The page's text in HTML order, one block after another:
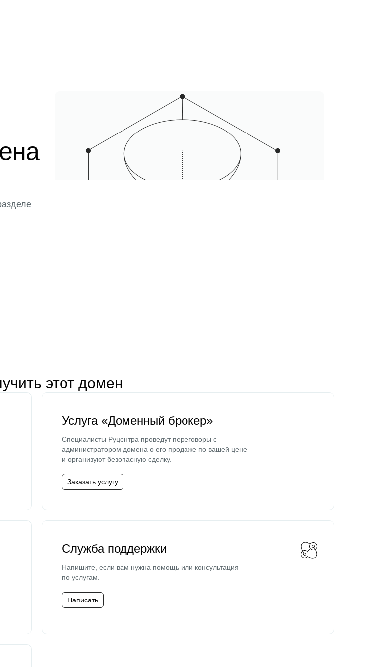
этот домен
Услуга «Доменный брокер»
Специалисты Руцентра проведут переговоры с
администратором домена о его продаже по вашей цене
и организуют безопасную сделку.
Заказать услугу
Служба поддержки
Напишите, если вам нужна помощь или консультация
по услугам.
Написать